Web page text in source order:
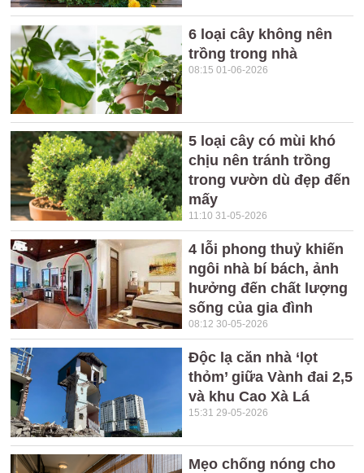
6 loại cây không nên
trồng trong nhà
08:15 01-06-2026
5 loại cây có mùi khó
chịu nên tránh trồng
trong vườn dù đẹp đến
mấy
11:10 31-05-2026
4 lỗi phong thuỷ khiến
ngôi nhà bí bách, ảnh
hưởng đến chất lượng
sống của gia đình
08:12 30-05-2026
Độc lạ căn nhà ‘lọt
thỏm’ giữa Vành đai 2,5
và khu Cao Xà Lá
15:31 29-05-2026
Mẹo chống nóng cho